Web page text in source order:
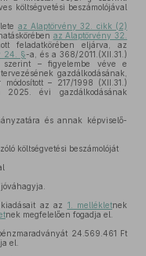
költségvetési beszámolójával
az Alaptörvény 32. cikk (2)
az Alaptörvény 32.
feladatkörében eljárva, az
24. §-a, és a 368/2011.(XII.31.)
szerint – figyelembe véve e
gazdálkodásának,
– 217/1998 (XII.31.)
2025. évi gazdálkodásának
és annak képviselő-
költségvetési beszámolóját
az az 1. mellékletnek
nek megfelelően fogadja el.
24.569.461 Ft
el.